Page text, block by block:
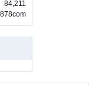
84,211